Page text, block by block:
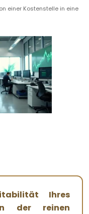
einer Kostenstelle in eine
Ihres
der reinen